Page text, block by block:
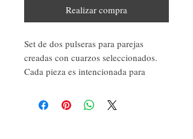
Realizar compra
Set de dos pulseras para parejas
creadas con cuarzos seleccionados.
Cada pieza es intencionada para
armonía y el crecimiento mutuo,
convirtiéndose en un hermoso